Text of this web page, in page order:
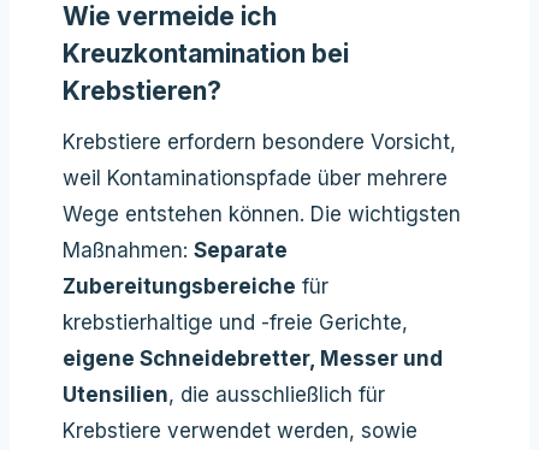
Wie vermeide ich
Kreuzkontamination bei
Krebstieren?
Krebstiere erfordern besondere Vorsicht,
weil Kontaminationspfade über mehrere
Wege entstehen können. Die wichtigsten
Maßnahmen: Separate
Zubereitungsbereiche für
krebstierhaltige und -freie Gerichte,
eigene Schneidebretter, Messer und
Utensilien, die ausschließlich für
Krebstiere verwendet werden, sowie